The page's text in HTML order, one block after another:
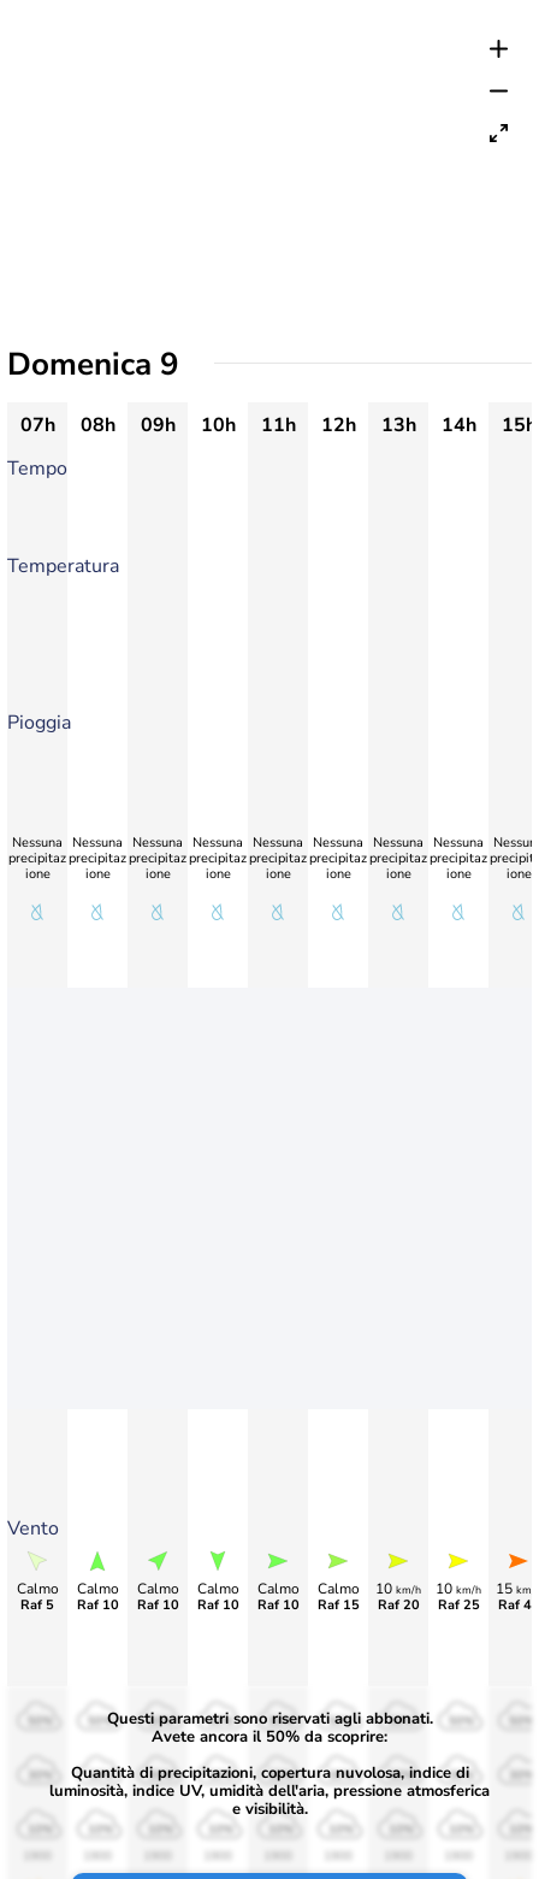
Domenica 9
07h 08h 09h 10h 11h 12h 13h 14h
15h
Tempo
Temperatura
Pioggia
Vento
Nessuna
precipitaz
ione
Calmo
Raf 5
Nessuna
precipitaz
ione
Calmo
Raf 10
Nessuna
precipitaz
ione
Calmo
Raf 10
Nessuna
precipitaz
ione
Calmo
Raf 10
Nessuna
precipitaz
ione
Calmo
Raf 10
Nessuna
precipitaz
ione
Calmo
Raf 15
Nessuna
precipitaz
ione
10 km/h
Raf 20
Nessuna
precipitaz
ione
10 km/h
Raf 25
ione
15 km/
Raf 40
50%
30%
10%
50%
30%
50%
30%
10%
50%
30%
50%
30%
10%
50%
30%
50%
30%
10%
Questi parametri sono riservati agli abbonati.
Avete ancora il 50% da scoprire:
Quantità di precipitazioni, copertura nuvolosa, indice di
luminosità, indice UV, umidità dell'aria, pressione atmosferica
e visibilità.